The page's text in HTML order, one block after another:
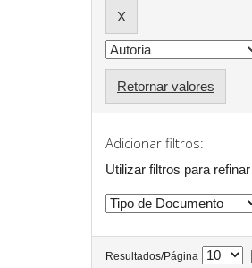
Retornar valores
Adicionar filtros:
Utilizar filtros para
Resultados/Página